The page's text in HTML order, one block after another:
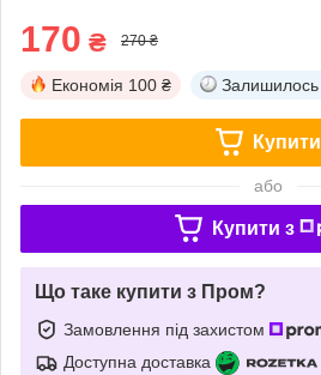
170 ₴ 270 ₴
Економія 100 ₴ Залишилось
Купити
або
Купити з
Що таке купити з Пром?
Замовлення під захистом
Доступна доставка